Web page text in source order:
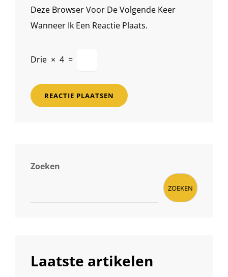
Deze Browser Voor De Volgende Keer
Wanneer Ik Een Reactie Plaats.
Drie × 4 =
Zoeken
ZOEKEN
Laatste artikelen